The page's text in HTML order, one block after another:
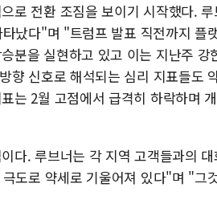
로 전환 조짐을 보이기 시작했다.
났다"며 "트럼프 발표 직전까지 플
분을 실현하고 있고 이는 지난주
향 신호로 해석되는 심리 지표들도
는 2월 고점에서 급격히 하락하며
다. 루브너는 각 지역 고객들과의
도로 약세로 기울어져 있다"며 "그